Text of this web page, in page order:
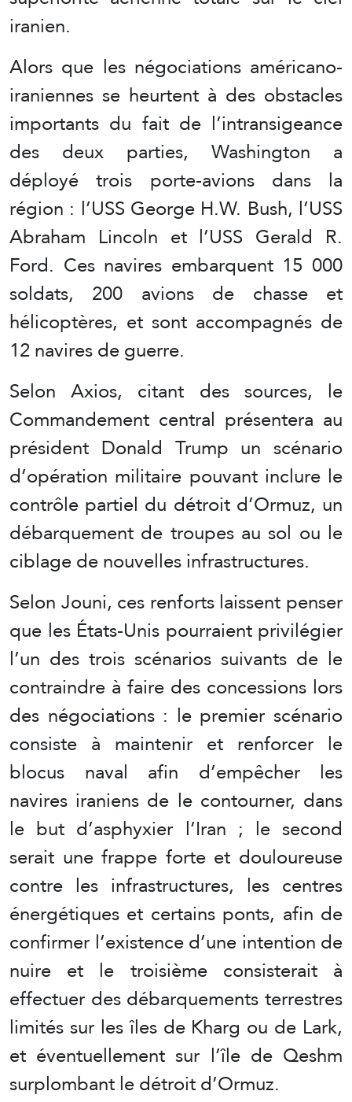
iranien.
Alors que les négociations américano-
iraniennes se heurtent à des obstacles
importants du fait de l’intransigeance
des deux parties, Washington a
déployé trois porte-avions dans la
région : l’USS George H.W. Bush, l’USS
Abraham Lincoln et l’USS Gerald R.
Ford. Ces navires embarquent 15 000
soldats, 200 avions de chasse et
hélicoptères, et sont accompagnés de
12 navires de guerre.
Selon Axios, citant des sources, le
Commandement central présentera au
président Donald Trump un scénario
d’opération militaire pouvant inclure le
contrôle partiel du détroit d’Ormuz, un
débarquement de troupes au sol ou le
ciblage de nouvelles infrastructures.
Selon Jouni, ces renforts laissent penser
que les États-Unis pourraient privilégier
l’un des trois scénarios suivants de le
contraindre à faire des concessions lors
des négociations : le premier scénario
consiste à maintenir et renforcer le
blocus naval afin d’empêcher les
navires iraniens de le contourner, dans
le but d’asphyxier l’Iran ; le second
serait une frappe forte et douloureuse
contre les infrastructures, les centres
énergétiques et certains ponts, afin de
confirmer l’existence d’une intention de
nuire et le troisième consisterait à
effectuer des débarquements terrestres
limités sur les îles de Kharg ou de Lark,
et éventuellement sur l’île de Qeshm
surplombant le détroit d’Ormuz.